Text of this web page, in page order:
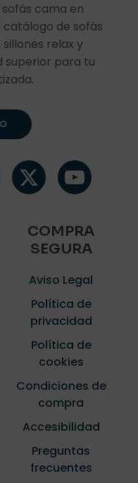
sofás cama en
catálogo de sofás
relax y
superior para tu
COMPRA
SEGURA
Aviso Legal
Política de
privacidad
Política de
cookies
Condiciones de
compra
Accesibilidad
Preguntas
frecuentes